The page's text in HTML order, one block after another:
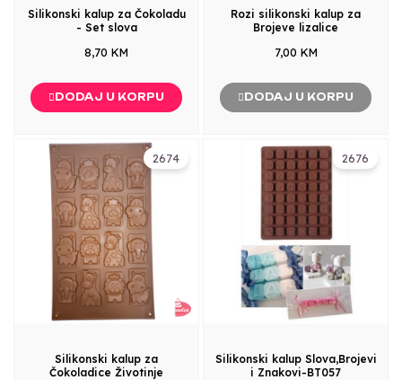
Silikonski kalup za Čokoladu
- Set slova
8,70 KM
DODAJ U KORPU
Rozi silikonski kalup za
Brojeve lizalice
7,00 KM
DODAJ U KORPU
2674
Silikonski kalup za
Čokoladice Životinje
2676
Silikonski kalup Slova,Brojevi
i Znakovi-BT057